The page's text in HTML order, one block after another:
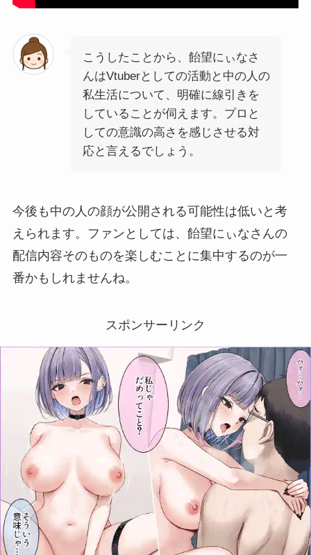
こうしたことから、飴望にぃなさ
んはVtuberとしての活動と中の人の
私生活について、明確に線引きを
していることが伺えます。プロと
しての意識の高さを感じさせる対
応と言えるでしょう。
今後も中の人の顔が公開される可能性は低いと考
えられます。ファンとしては、飴望にぃなさんの
配信内容そのものを楽しむことに集中するのが一
番かもしれませんね。
スポンサーリンク